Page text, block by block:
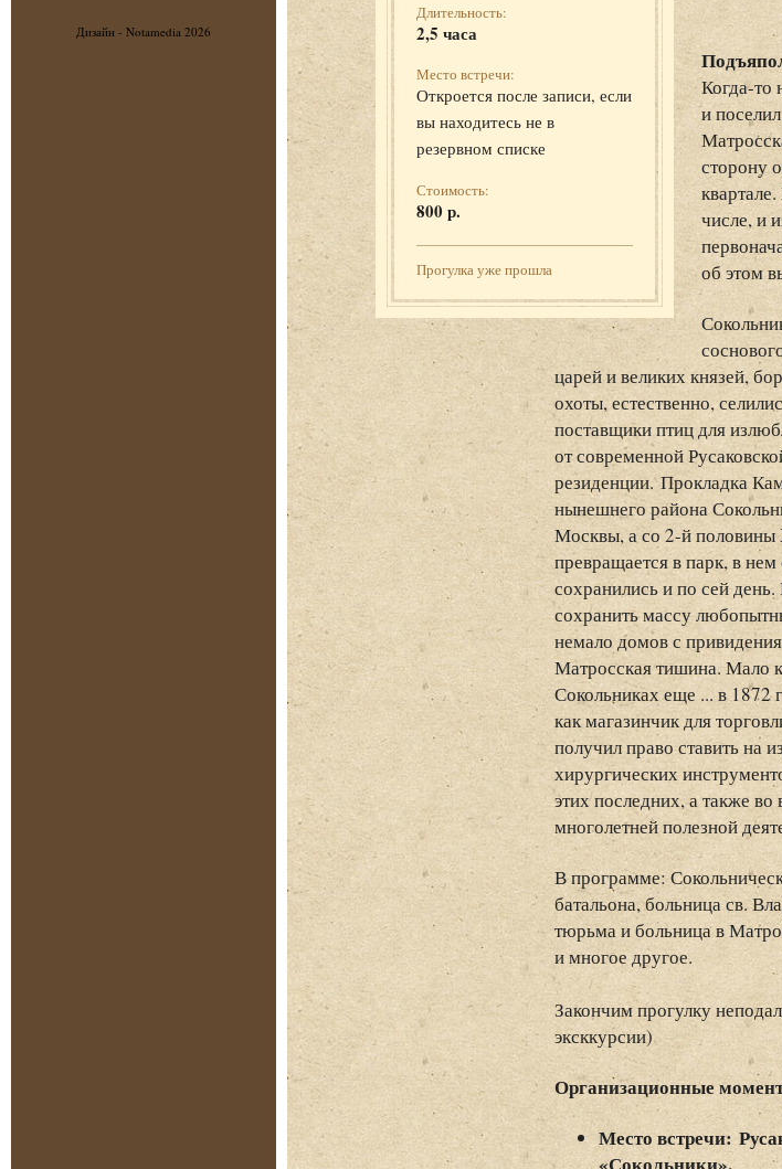
Дизайн - Notamedia 2026
Длительность:
2,5 часа
Место встречи:
Откроется после записи, если
вы находитесь не в
резервном списке
Стоимость:
800 р.
Прогулка уже прошла
Когда-то
и
сторону
числе, и
об этом
царей и великих князей,
охоты, естественно,
поставщики птиц для
от современной
резиденции. Прокладка
нынешнего района
Москвы, а со 2-й половины
превращается в парк, в
сохранились и по сей
сохранить массу
немало домов с
Матросская тишина. Мало
Сокольниках еще ... в
как магазинчик для
получил право ставить на
хирургических
этих последних, а также
многолетней полезной
В программе:
батальона, больница св.
тюрьма и больница в
и многое другое.
Закончим прогулку
эксккурсии)
Организационные
Место встречи: